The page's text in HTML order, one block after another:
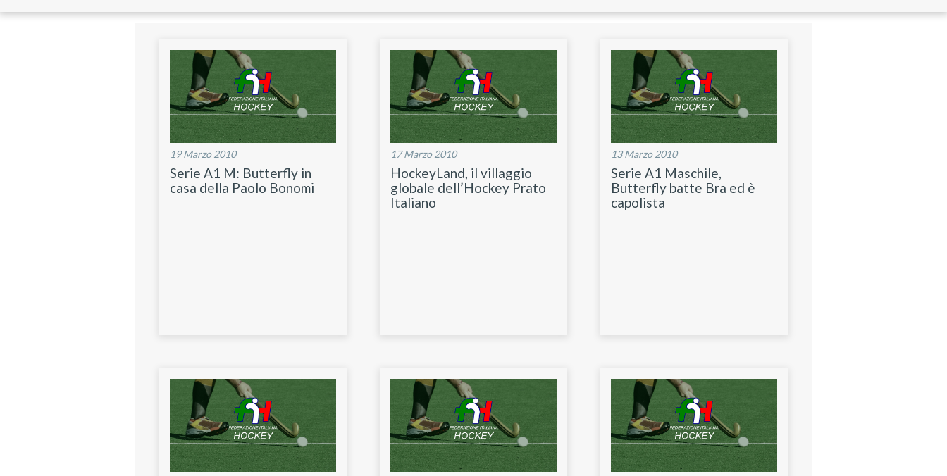
19 Marzo 2010
Serie A1 M: Butterfly in
casa della Paolo Bonomi
17 Marzo 2010
HockeyLand, il villaggio
globale dell’Hockey Prato
Italiano
13 Marzo 2010
Serie A1 Maschile,
Butterfly batte Bra ed è
capolista